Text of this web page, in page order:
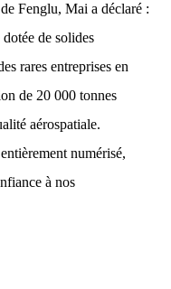
Fenglu, Mai a déclaré :
de solides
rares entreprises en
de 20 000 tonnes
aérospatiale.
numérisé,
à nos